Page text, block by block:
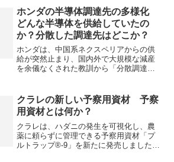
ホンダの半導体調達先の多様化
どんな半導体を供給していたの
か？分散した調達先はどこか？
ホンダは、中国系ネクスペリアからの供
給が突然止まり、国内外で大規模な減産
を余儀なくされた教訓から「分散調達」
できます。
クラレの新しい予察用資材 予察
用資材とは何か？
クラレは、ハダニの発生を可視化し、農
薬に頼らずに管理できる予察用資材「プ
ルトラップ®-9」を新たに発売しました。